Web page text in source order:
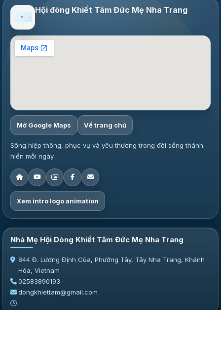
Hội đòng Khiết Tâm Đức Mẹ Nha Trang
Mở Google Maps Về trang chủ
Sống hiệp thông, phục vụ và yêu thương trong đời sống thánh
hiến mỗi ngày.
Xem intro logo animation
Nhà Mẹ Hội Dòng Khiết Tâm Đức Mẹ Nha Trang
844 Đ. Lương Định Của, Phường Tây, Tây Nha Trang, Khánh
Hòa, Vietnam
02583890193
dongkhiettam@gmail.com